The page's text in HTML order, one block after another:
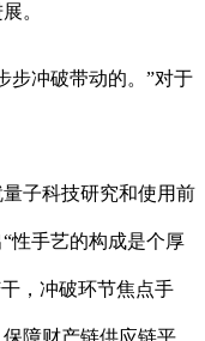
。
冲破带动的。”对于
子科技研究和使用前
性手艺的构成是个厚
，冲破环节焦点手